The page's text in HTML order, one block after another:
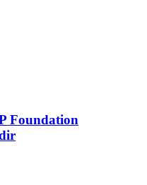
Foundation